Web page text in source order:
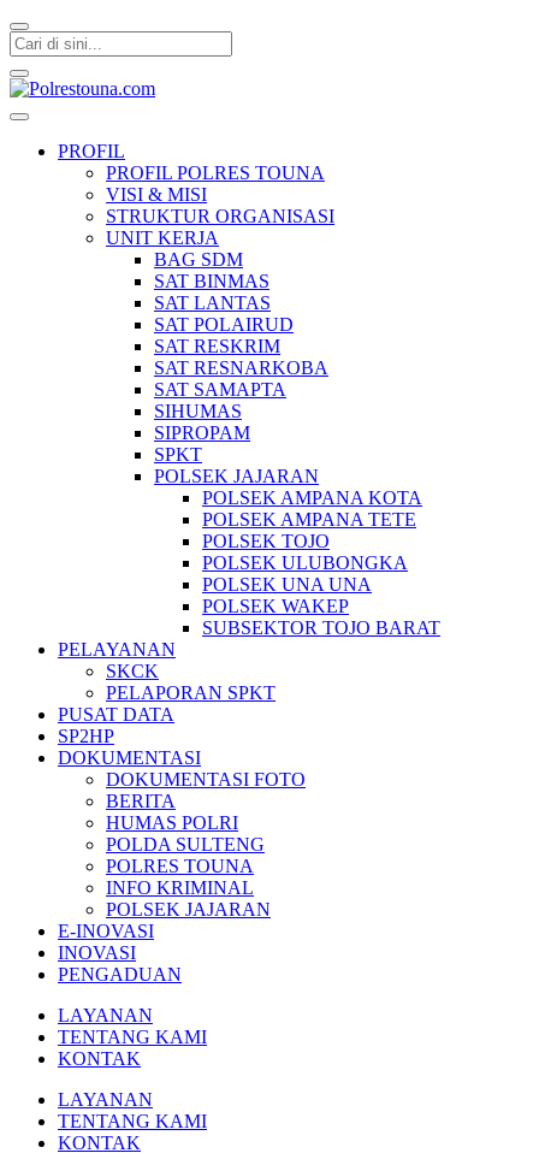
PROFIL
PROFIL POLRES TOUNA
VISI & MISI
STRUKTUR ORGANISASI
UNIT KERJA
BAG SDM
SAT BINMAS
SAT LANTAS
SAT POLAIRUD
SAT RESKRIM
SAT RESNARKOBA
SAT SAMAPTA
SIHUMAS
SIPROPAM
SPKT
POLSEK JAJARAN
POLSEK AMPANA KOTA
POLSEK AMPANA TETE
POLSEK TOJO
POLSEK ULUBONGKA
POLSEK UNA UNA
POLSEK WAKEP
SUBSEKTOR TOJO BARAT
PELAYANAN
SKCK
PELAPORAN SPKT
PUSAT DATA
SP2HP
DOKUMENTASI
DOKUMENTASI FOTO
BERITA
HUMAS POLRI
POLDA SULTENG
POLRES TOUNA
INFO KRIMINAL
POLSEK JAJARAN
E-INOVASI
INOVASI
PENGADUAN
LAYANAN
TENTANG KAMI
KONTAK
LAYANAN
TENTANG KAMI
KONTAK